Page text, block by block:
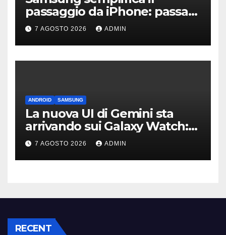
passaggio da iPhone: passa
WhatsApp e c’è l’assistenza
7 AGOSTO 2026 ADMIN
ANDROID SAMSUNG
La nuova UI di Gemini sta
arrivando sui Galaxy Watch:
primi avvistamenti
7 AGOSTO 2026 ADMIN
RECENT